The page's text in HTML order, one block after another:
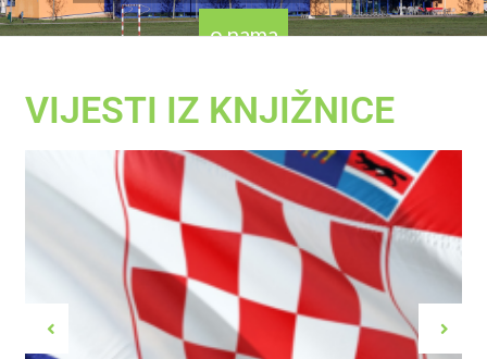
o nama
VIJESTI IZ KNJIŽNICE